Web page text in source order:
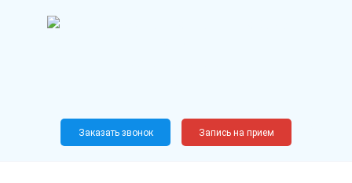
Новослободская, 62, к12
Заказать звонок Запись на прием